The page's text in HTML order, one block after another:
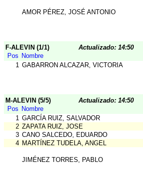
AMOR PÉREZ, JOSÉ ANTONIO
F-ALEVIN (1/1)
Actualizado: 14:50
Pos Nombre
1 GABARRON ALCAZAR, VICTORIA
M-ALEVIN (5/5)
Actualizado: 14:50
Pos Nombre
1 GARCÍA RUIZ, SALVADOR
2 ZAPATA RUIZ, JOSE
3 CANO SALCEDO, EDUARDO
4 MARTÍNEZ TUDELA, ANGEL
JIMÉNEZ TORRES, PABLO